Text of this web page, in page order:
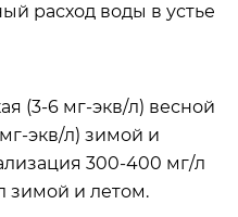
расход воды в устье
(3-6 мг-экв/л) весной
экв/л) зимой и
300-400 мг/л
зимой и летом.